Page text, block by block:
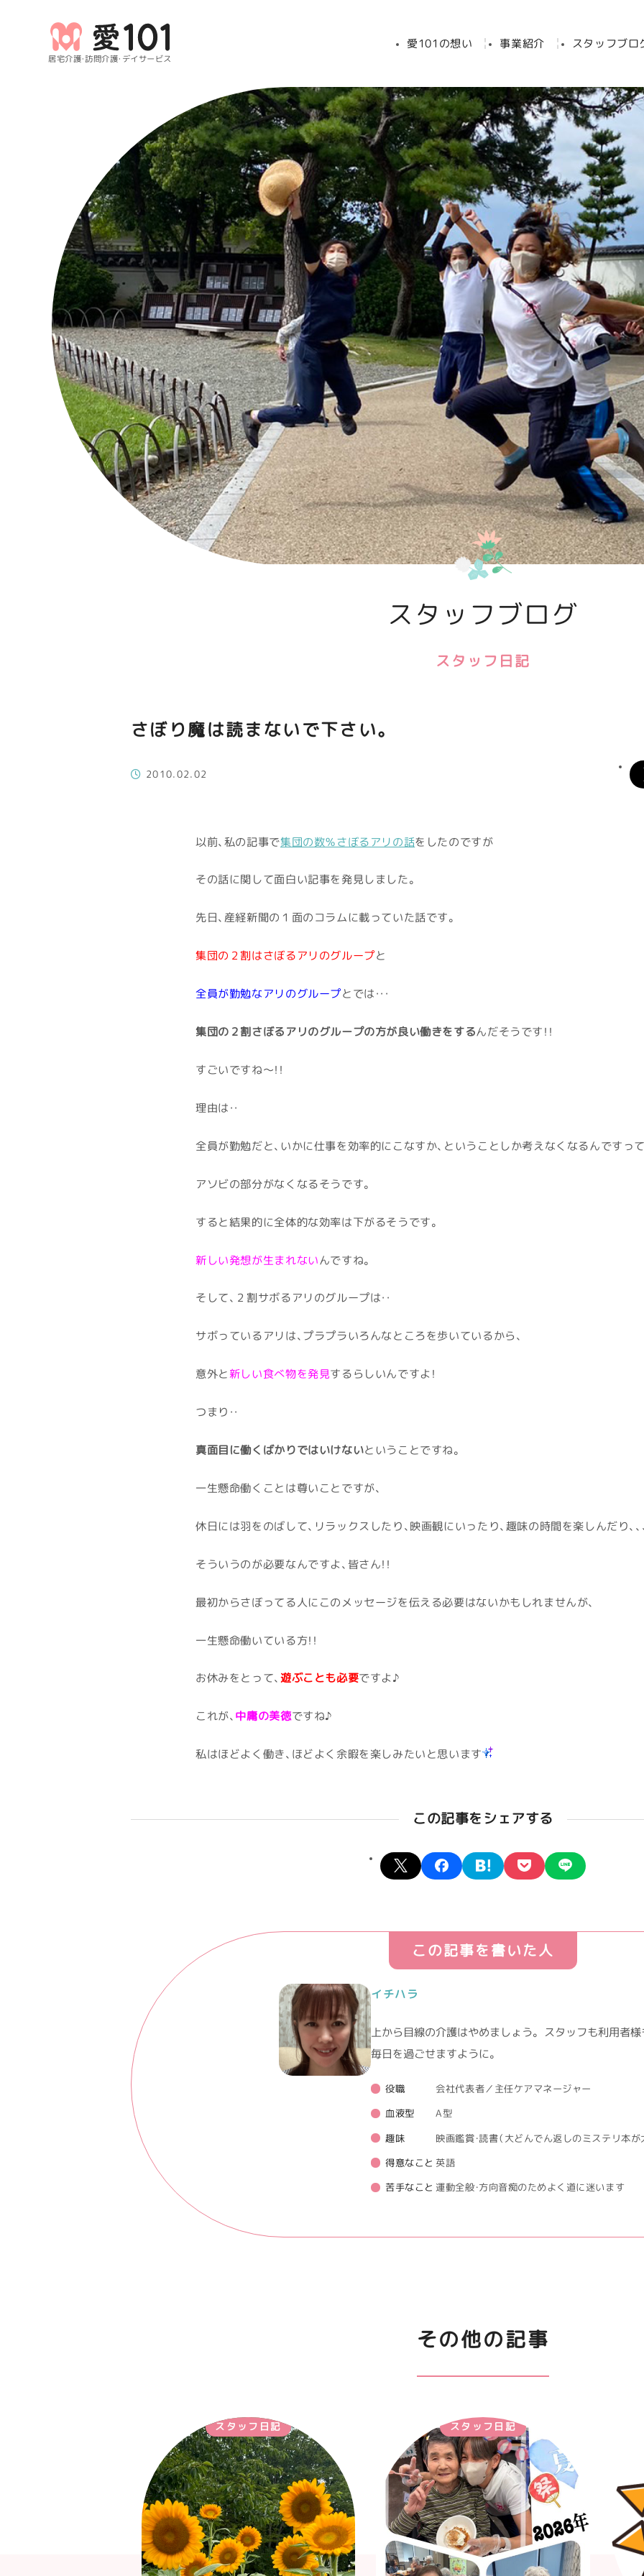
居宅介護・訪問介護・デイサービス
愛101の想い 事業紹介 スタッフブロ
スタッフブログ
スタッフ日記
さぼり魔は読まないで下さい。
2010.02.02
以前、私の記事で集団の数％さぼるアリの話をしたのですが
その話に関して面白い記事を発見しました。
先日、産経新聞の１面のコラムに載っていた話です。
集団の２割はさぼるアリのグループ と
全員が勤勉なアリのグループ とでは・・・
集団の２割さぼるアリのグループの方が良い働きをする んだそうです！！
すごいですね～！！
理由は・・
全員が勤勉だと、いかに仕事を効率的にこなすか、ということしか考えなくなるんですっ
アソビの部分がなくなるそうです。
すると結果的に全体的な効率は下がるそうです。
新しい発想が生まれない んですね。
そして、２割サボるアリのグループは・・
サボっているアリは、プラプラいろんなところを歩いているから、
意外と 新しい食べ物を発見するらしいんですよ！
つまり・・
真面目に働くばかりではいけないということですね。
一生懸命働くことは尊いことですが、
休日には羽をのばして、リラックスしたり、映画観にいったり、趣味の時間を楽しんだり、、
そういうのが必要なんですよ、皆さん！！
最初からさぼってる人にこのメッセージを伝える必要はないかもしれませんが、
一生懸命働いている方！！
お休みをとって、 遊ぶことも必要ですよ♪
これが、 中庸の美徳ですね♪
私はほどよく働き、ほどよく余暇を楽しみたいと思います
この記事をシェアする
X facebookhatena pocket
この記事を書いた人
イチハラ
上から目線の介護はやめましょう。 スタッフも利用者
毎日を過ごせますように。
役職 会社代表者／主任ケアマネージャー
血液型 A型
趣味 映画鑑賞・読書（大どんでん返しのミステリ本が
得意なこと 英語
苦手なこと 運動全般・方向音痴のためよく道に迷います
その他の記事
スタッフ日記 スタッフ日記